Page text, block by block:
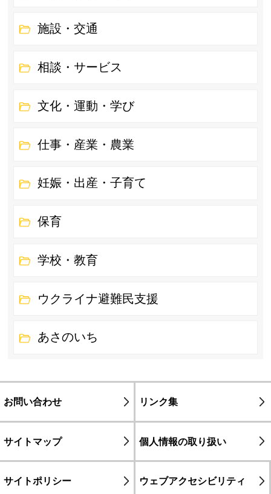
施設・交通
相談・サービス
文化・運動・学び
仕事・産業・農業
妊娠・出産・子育て
保育
学校・教育
ウクライナ避難民支援
あさのいち
お問い合わせ リンク集
サイトマップ 個人情報の取り扱い
サイトポリシー ウェブアクセシビリティ